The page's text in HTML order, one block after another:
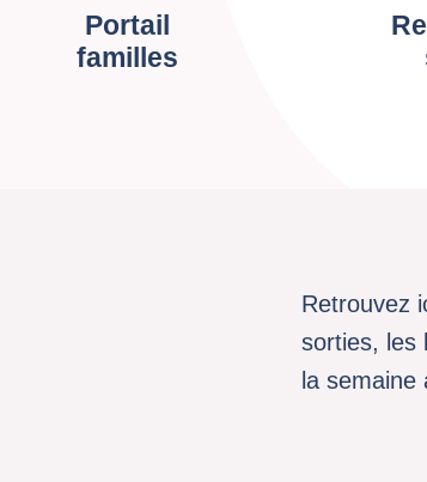
Portail
familles
Retrouvez
sorties, les
la semaine